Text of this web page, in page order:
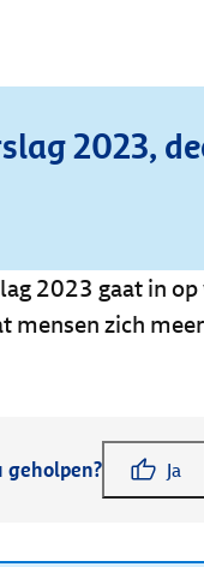
2023,
2023 gaat in
mensen zich
geholpen? Ja